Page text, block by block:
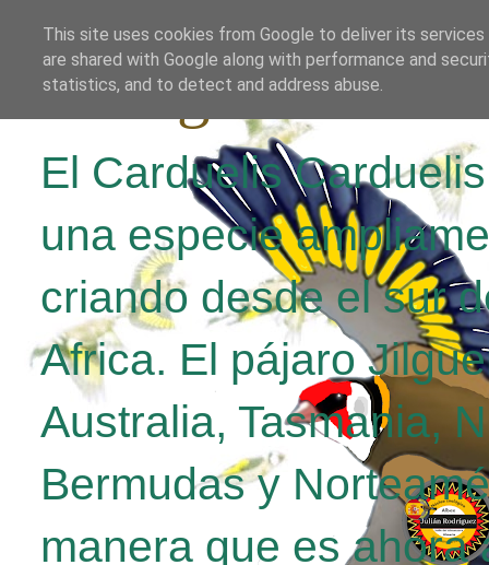
El Jilguero
El Carduelis
una especie
criando desde el sur
Africa. El pájaro
Australia, Tasmania,
Bermudas y
manera que es
This site uses cookies from Google to deliver its
are shared with Google along with performance and
statistics, and to detect and address abuse.